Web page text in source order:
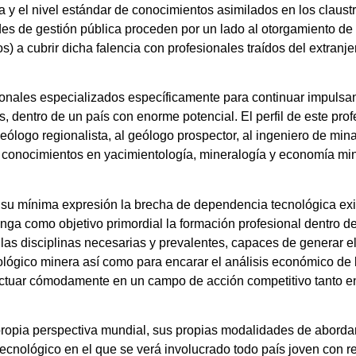
el nivel estándar de conocimientos asimilados en los
de gestión pública proceden por un lado al otorgamiento
a cubrir dicha falencia con profesionales traídos del
especializados específicamente para continuar
dentro de un país con enorme potencial. El perfil de este
regionalista, al geólogo prospector, al ingeniero de
en yacimientología, mineralogía y economía
mínima expresión la brecha de dependencia tecnológica
como objetivo primordial la formación profesional dentro
disciplinas necesarias y prevalentes, capaces de generar
minera así como para encarar el análisis económico
cómodamente en un campo de acción competitivo tanto
perspectiva mundial, sus propias modalidades de
en el que se verá involucrado todo país joven con